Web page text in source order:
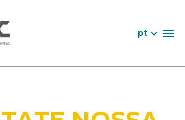
pt